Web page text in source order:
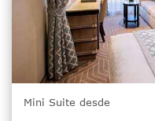
Mini Suite desde